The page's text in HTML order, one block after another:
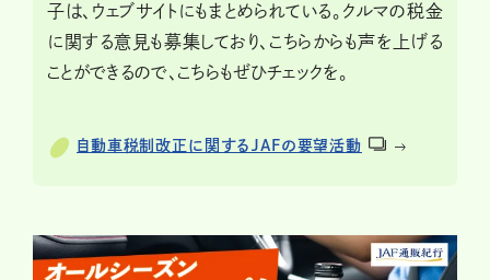
子は、ウェブサイトにもまとめられている。クルマの税金
に関する意見も募集しており、こちらからも声を上げる
ことができるので、こちらもぜひチェックを。
自動車税制改正に関するJAFの要望活動